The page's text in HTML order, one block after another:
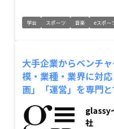
学会 スポーツ 音楽 eスポー
大手企業からベンチ
模・業種・業界に対
画」「運営」を専門
glassy
社